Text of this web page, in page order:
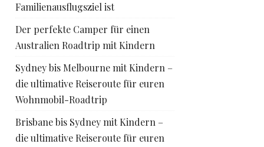
Familienausflugsziel ist
Der perfekte Camper für einen
Australien Roadtrip mit Kindern
Sydney bis Melbourne mit Kindern –
die ultimative Reiseroute für euren
Wohnmobil-Roadtrip
Brisbane bis Sydney mit Kindern –
die ultimative Reiseroute für euren